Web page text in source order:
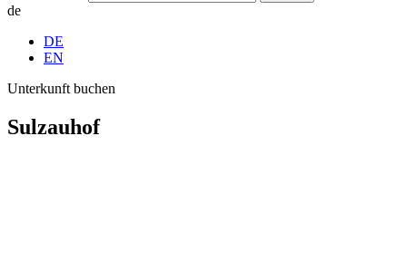
de
DE
EN
Unterkunft buchen
Sulzauhof